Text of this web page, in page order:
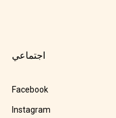
اجتماعي
Facebook
Instagram